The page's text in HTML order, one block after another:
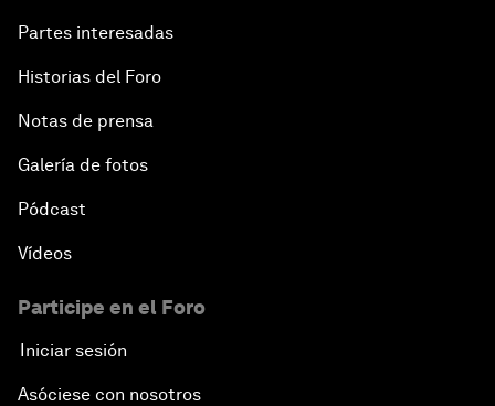
Partes interesadas
Historias del Foro
Notas de prensa
Galería de fotos
Pódcast
Vídeos
Participe en el Foro
Iniciar sesión
Asóciese con nosotros